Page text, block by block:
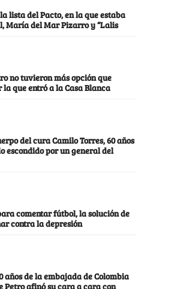
lista del Pacto, en la que estaba
María del Mar Pizarro y “Lalis
no tuvieron más opción que
que entró a la Casa Blanca
del cura Camilo Torres, 60 años
escondido por un general del
comentar fútbol, la solución de
contra la depresión
años de la embajada de Colombia
Petro afinó su cara a cara con